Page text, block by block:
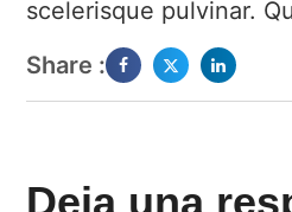
scelerisque pulvinar.
Share :
Deja una